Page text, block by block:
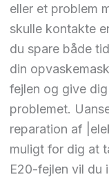
eller et problem
skulle kontakte
du spare både
din
fejlen og give
problemet.
reparation af
muligt for dig at
E20-fejlen vil du